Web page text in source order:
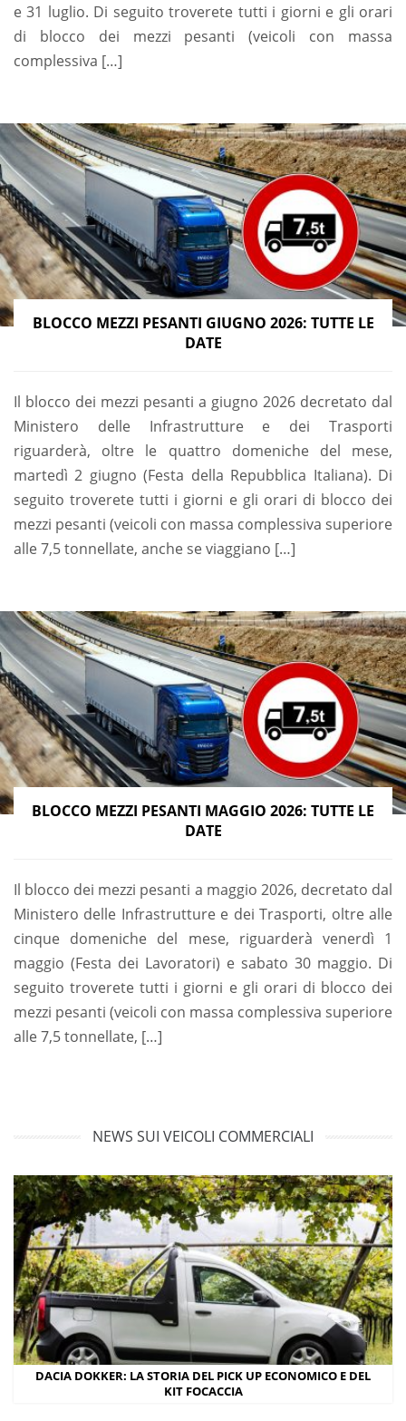
e 31 luglio. Di seguito troverete tutti i giorni e gli orari
di blocco dei mezzi pesanti (veicoli con massa
complessiva […]
BLOCCO MEZZI PESANTI GIUGNO 2026: TUTTE LE
DATE
Il blocco dei mezzi pesanti a giugno 2026 decretato dal
Ministero delle Infrastrutture e dei Trasporti
riguarderà, oltre le quattro domeniche del mese,
martedì 2 giugno (Festa della Repubblica Italiana). Di
seguito troverete tutti i giorni e gli orari di blocco dei
mezzi pesanti (veicoli con massa complessiva superiore
alle 7,5 tonnellate, anche se viaggiano […]
BLOCCO MEZZI PESANTI MAGGIO 2026: TUTTE LE
DATE
Il blocco dei mezzi pesanti a maggio 2026, decretato dal
Ministero delle Infrastrutture e dei Trasporti, oltre alle
cinque domeniche del mese, riguarderà venerdì 1
maggio (Festa dei Lavoratori) e sabato 30 maggio. Di
seguito troverete tutti i giorni e gli orari di blocco dei
mezzi pesanti (veicoli con massa complessiva superiore
alle 7,5 tonnellate, […]
NEWS SUI VEICOLI COMMERCIALI
DACIA DOKKER: LA STORIA DEL PICK UP ECONOMICO E DEL
KIT FOCACCIA